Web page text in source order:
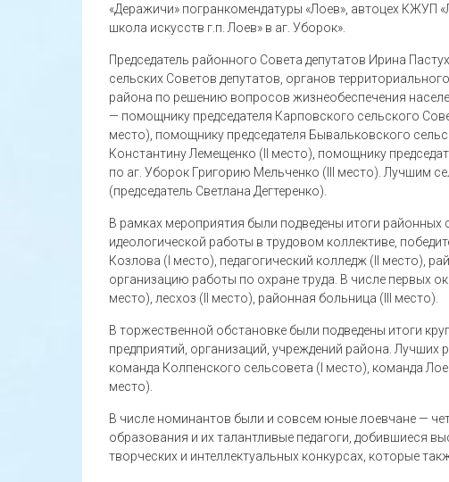
«Деражичи» погранкомендатуры «Лоев», автоцех КЖУП
школа искусств г.п. Лоев» в аг. Уборок».
Председатель районного Совета депутатов Ирина
сельских Советов депутатов, органов
района по решению вопросов жизнеобеспечения
— помощнику председателя Карповского сельского
место), помощнику председателя Бывальковского
Константину Лемещенко (II место), помощнику
по аг. Уборок Григорию Мельченко (III место). Лучшим
(председатель Светлана Дегтеренко).
В рамках мероприятия были подведены итоги
идеологической работы в трудовом коллективе,
Козлова (I место), педагогический колледж (II место),
организацию работы по охране труда. В числе первых
место), лесхоз (II место), районная больница (III место).
В торжественной обстановке были подведены итоги
предприятий, организаций, учреждений района. Лучших
команда Колпенского сельсовета (I место), команда
место).
В числе номинантов были и совсем юные лоевчане —
образования и их талантливые педагоги, добившиеся
творческих и интеллектуальных конкурсах, которые